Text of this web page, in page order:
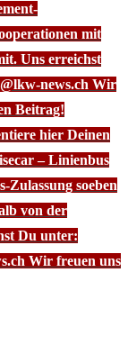
mit
Uns erreichst
news.ch Wir
Beitrag!
hier Deinen
– Linienbus
Zulassung soeben
von der
Du unter:
Wir freuen uns